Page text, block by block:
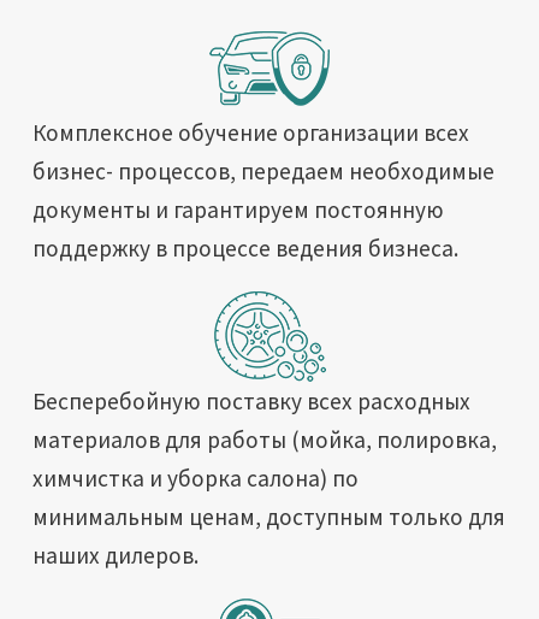
Комплексное обучение организации всех
бизнес- процессов, передаем необходимые
документы и гарантируем постоянную
поддержку в процессе ведения бизнеса.
Бесперебойную поставку всех расходных
материалов для работы (мойка, полировка,
химчистка и уборка салона) по
минимальным ценам, доступным только для
наших дилеров.